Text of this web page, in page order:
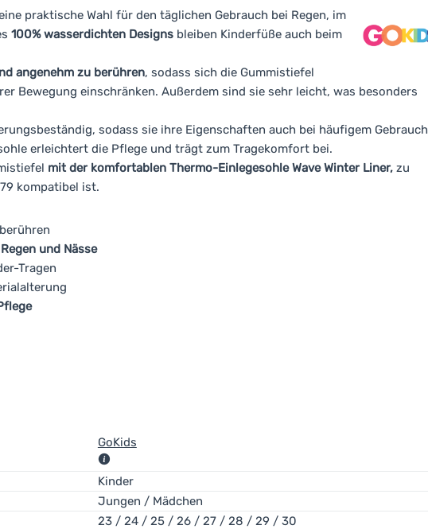
praktische Wahl für den täglichen Gebrauch bei Regen, im
100% wasserdichten Designs bleiben Kinderfüße auch beim
angenehm zu berühren, sodass sich die Gummistiefel
Bewegung einschränken. Außerdem sind sie sehr leicht, was besonders
sodass sie ihre Eigenschaften auch bei häufigem Gebrauch
erleichtert die Pflege und trägt zum Tragekomfort bei.
mit der komfortablen Thermo-Einlegesohle Wave Winter Liner, zu
kompatibel ist.
und Nässe
Tragen
GoKids
LMG SPÓŁKA Z OGRANICZONĄ ODPOWIE
Waryńskiego 32-36, 86-300 Grudziądz
biuro@lemigo.com.pl
Kinder
Jungen / Mädchen
23 / 24 / 25 / 26 / 27 / 28 / 29 / 30